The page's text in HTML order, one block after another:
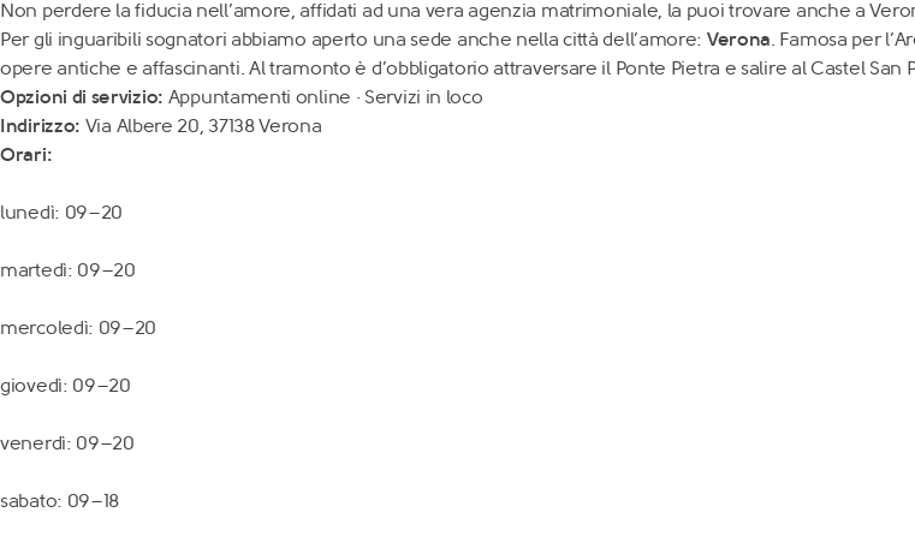
Non perdere la fiducia nell’amore, affidati ad una vera agenzia matrimoniale, la puoi trovare anche a
Per gli inguaribili sognatori abbiamo aperto una sede anche nella città dell’amore: Verona. Famosa per
opere antiche e affascinanti. Al tramonto è d’obbligatorio attraversare il Ponte Pietra e salire al Castel
Opzioni di servizio: Appuntamenti online · Servizi in loco
Indirizzo: Via Albere 20, 37138 Verona
Orari:
lunedì: 09–20
martedì: 09–20
mercoledì: 09–20
giovedì: 09–20
venerdì: 09–20
sabato: 09–18